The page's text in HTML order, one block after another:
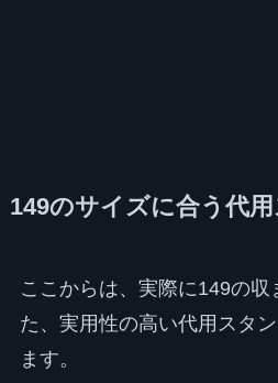
149のサイズに合う代
ここからは、実際に149の収
た、実用性の高い代用スタ
ます。